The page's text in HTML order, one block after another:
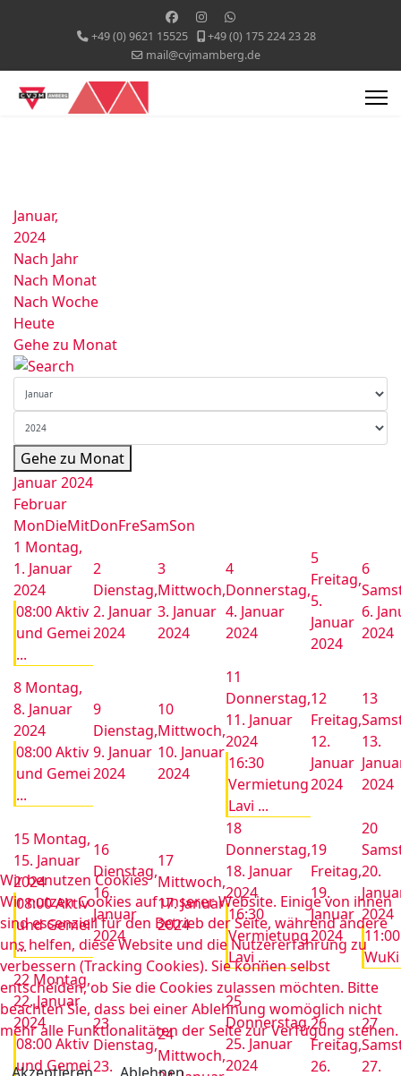
+49 (0) 9621 15525
+49 (0) 175 224 23 28
mail@cvjmamberg.de
Januar,
2024
Nach Jahr
Nach Monat
Nach Woche
Heute
Gehe zu Monat
Gehe zu Monat
Januar 2024
Februar
MonDieMitDonFreSamSon
1 Montag,
1. Januar
2024
08:00 Aktiv
und Gemei
...
2
Dienstag,
2. Januar
2024
3
Mittwoch,
3. Januar
2024
4
Donnerstag,
4. Januar
2024
5
Freitag,
5.
Januar
2024
6
6.
2024
8 Montag,
8. Januar
2024
08:00 Aktiv
und Gemei
...
9
Dienstag,
9. Januar
2024
10
Mittwoch,
10. Januar
2024
11
Donnerstag,
11. Januar
2024
16:30
Vermietung
Lavi ...
12
Freitag,
12.
Januar
2024
13
13.
2024
15 Montag,
15. Januar
2024
08:00 Aktiv
und Gemei
...
16
Dienstag,
16.
Januar
2024
17
Mittwoch,
17. Januar
2024
18
Donnerstag,
18. Januar
2024
16:30
Vermietung
Lavi ...
19
Freitag,
19.
Januar
2024
20
20.
2024
11:00
22 Montag,
22. Januar
2024
08:00 Aktiv
und Gemei
23
Dienstag,
23.
24
Mittwoch,
25
Donnerstag,
25. Januar
2024
26
Freitag,
26.
27
27.
Wir benutzen Cookies
Wir nutzen Cookies auf unserer Website. Einige von ihnen
sind essenziell für den Betrieb der Seite, während andere
uns helfen, diese Website und die Nutzererfahrung zu
verbessern (Tracking Cookies). Sie können selbst
entscheiden, ob Sie die Cookies zulassen möchten. Bitte
beachten Sie, dass bei einer Ablehnung womöglich nicht
mehr alle Funktionalitäten der Seite zur Verfügung stehen.
Akzeptieren
Ablehnen